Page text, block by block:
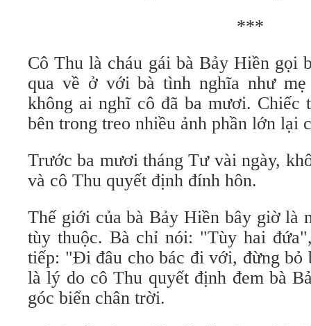
***
Cô Thu là cháu gái bà Bảy Hiền gọi
qua về ở với bà tình nghĩa như
không ai nghĩ cô đã ba mươi.
bên trong treo nhiều ảnh phần lớn lại
Trước ba mươi tháng Tư vài ngày,
và cô Thu quyết định đính hôn.
Thế giới của bà Bảy Hiền bây giờ là
tùy thuộc. Bà chỉ nói: "Tùy hai
tiếp: "Đi đâu cho bác đi với, đừng
là lý do cô Thu quyết định đem bà
góc biển chân trời.